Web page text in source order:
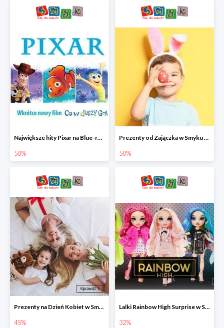
Największe hity Pixar na Blue-rey i DVD w Smyku - drugi film -50%
50%
Prezenty od Zajączka w Smyku do -50%
50%
Prezenty na Dzień Kobiet w Smyku do -45%
45%
Lalki Rainbow High Surprise w Smyku do -35%
32%